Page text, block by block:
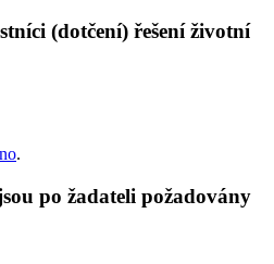
(dotčení) řešení životní
.
po žadateli požadovány